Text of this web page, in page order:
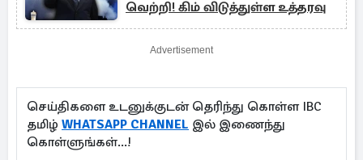
வெற்றி! கிம் விடுத்துள்ள உத்தரவு
Advertisement
செய்திகளை உடனுக்குடன் தெரிந்து கொள்ள IBC
தமிழ் WHATSAPP CHANNEL இல் இணைந்து
கொள்ளுங்கள்...!